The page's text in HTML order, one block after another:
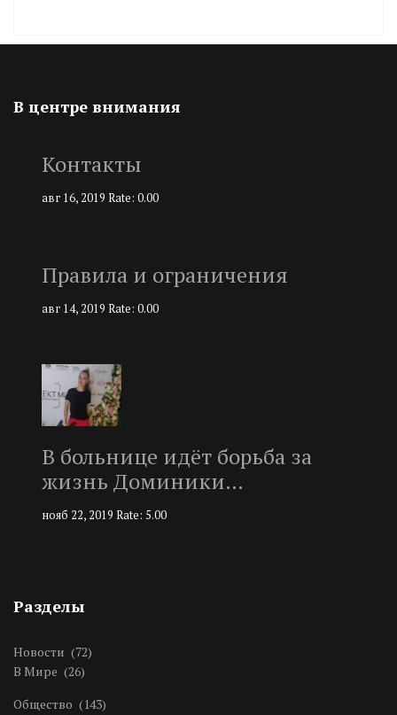
В центре внимания
Контакты
авг 16, 2019 Rate: 0.00
Правила и ограничения
авг 14, 2019 Rate: 0.00
В больнице идёт борьба за
жизнь Доминики…
нояб 22, 2019 Rate: 5.00
Разделы
Новости (72)
В Мире (26)
Общество (143)